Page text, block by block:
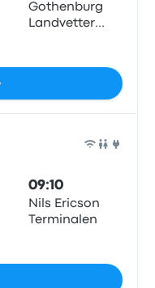
Gothenburg
Landvetter
09:10
Nils Ericson
Terminalen